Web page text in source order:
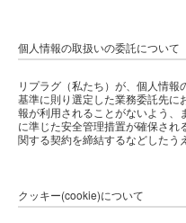
個人情報の取扱いの委託について
リプラグ（私たち）が、個人情
基準に則り選定した業務委託先に
報が利用されることがないよう、
に準じた安全管理措置が確保され
関する契約を締結するなどしたう
クッキー(cookie)について